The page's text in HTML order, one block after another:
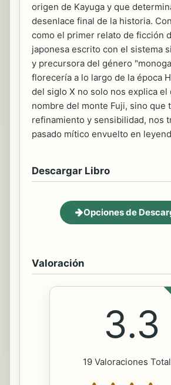
origen de Kayuga y que
desenlace final de la historia.
como el primer relato de ficción
japonesa escrito con el sistema
y precursora del género
florecería a lo largo de la época
del siglo X no solo nos explica el
nombre del monte Fuji, sino que
refinamiento y sensibilidad, nos
pasado mítico envuelto en
Descargar Libro
Opciones de
Valoración
3.3
19 Valoraciones